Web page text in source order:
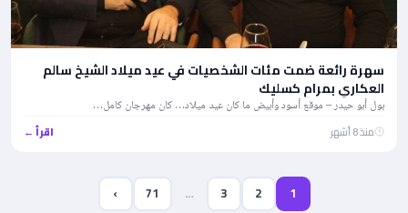
سهرة رائعة ضمت مئات الشخصيات في عيد ميلاد الشيخ سالم
العكاري بمرام كسليك
بول أبو حيدر – موقع أسود وأبيض ما كان عيد ميلاد… كان مهرجان كامل…
منذ 8 أشهر اقرأ ←
1
2
3
…
71
›